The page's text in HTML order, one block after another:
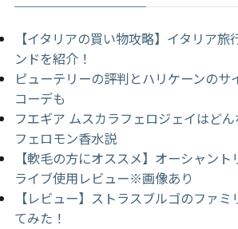
【イタリアの買い物攻略】イタリア旅
ンドを紹介！
ピューテリーの評判とハリケーンのサ
コーデも
フエギア ムスカラフェロジェイはど
フェロモン香水説
【軟毛の方にオススメ】オーシャン
ライブ使用レビュー※画像あり
【レビュー】ストラスブルゴのファ
てみた！